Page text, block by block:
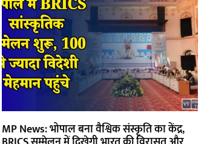
MP News: भोपाल बना वैश्विक संस्कृति का केंद्र,